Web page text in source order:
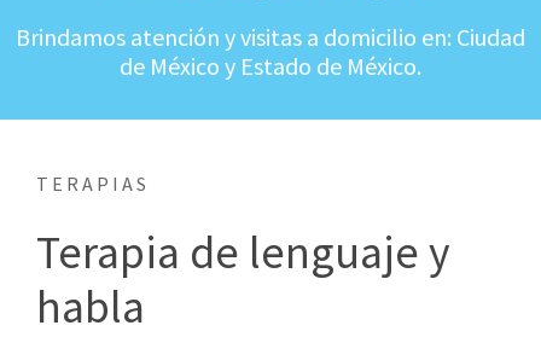
Brindamos atención y visitas a domicilio en: Ciudad
de México y Estado de México.
TERAPIAS
Terapia de lenguaje y
habla